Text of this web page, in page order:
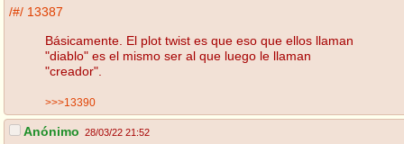
/#/ 13387
Básicamente. El plot twist es que eso que ellos llaman
"diablo" es el mismo ser al que luego le llaman
"creador".
>>>13390
Anónimo 28/03/22 21:52